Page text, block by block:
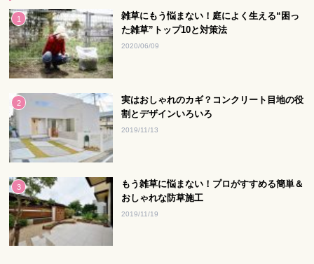
雑草にもう悩まない！庭によく生える“困っ
た雑草”トップ10と対策法
2020/06/09
実はおしゃれのカギ？コンクリート目地の役
割とデザインいろいろ
2019/11/13
もう雑草に悩まない！プロがすすめる簡単＆
おしゃれな防草施工
2019/11/19